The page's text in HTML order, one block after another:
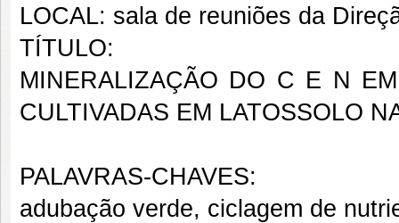
LOCAL: sala de reuniões da
TÍTULO:
MINERALIZAÇÃO DO C E N
CULTIVADAS EM LATOSSOLO
PALAVRAS-CHAVES:
adubação verde, ciclagem de